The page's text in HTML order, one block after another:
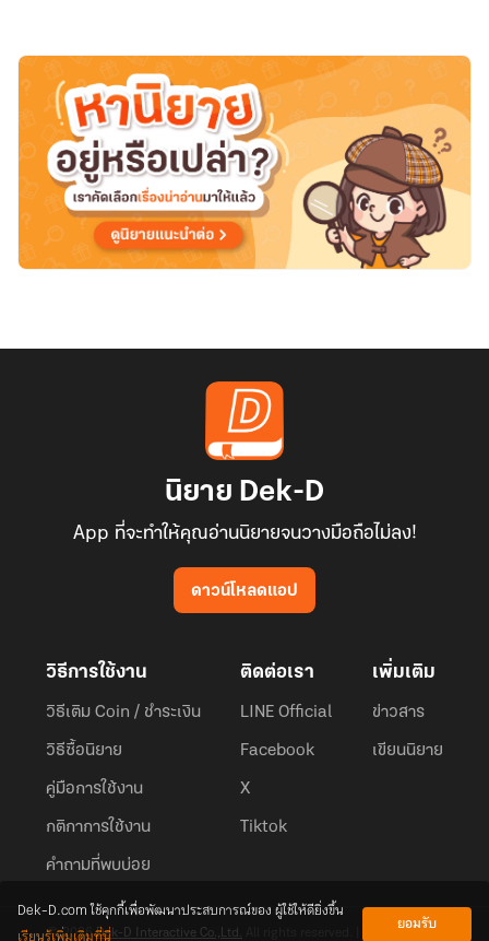
เป็น
คา
เม็น
เด
อร์
[fanfic]
นิยาย Dek-D
App ที่จะทำให้คุณอ่านนิยายจนวางมือถือไม่ลง!
ดาวน์โหลดแอป
วิธีการใช้งาน
วิธีเติม Coin / ชำระเงิน
วิธีซื้อนิยาย
คู่มือการใช้งาน
กติกาการใช้งาน
คำถามที่พบบ่อย
ติดต่อเรา
LINE Official
Facebook
X
Tiktok
เพิ่มเติม
ข่าวสาร
เขียนนิยาย
© 2026Dek-D Interactive Co.,Ltd.
Dek-D.com ใช้คุกกี้เพื่อพัฒนาประสบการณ์ของ ผู้ใช้ให้ดียิ่งขึ้น
ยอมรับ